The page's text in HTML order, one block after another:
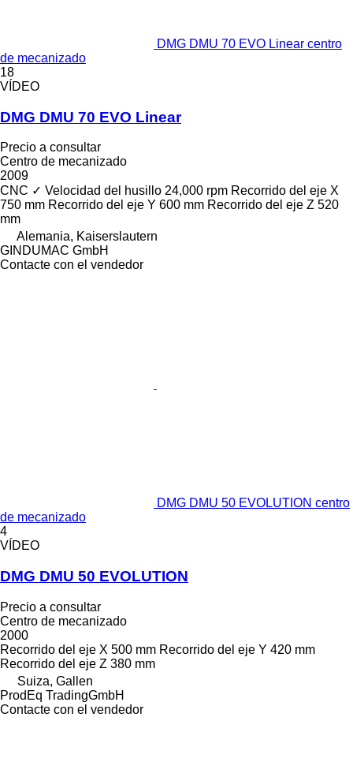
DMG DMU 70 EVO Linear centro
de mecanizado
18
VÍDEO
DMG DMU 70 EVO Linear
Precio a consultar
Centro de mecanizado
2009
CNC ✓ Velocidad del husillo 24,000 rpm Recorrido del eje X
750 mm Recorrido del eje Y 600 mm Recorrido del eje Z 520
mm
Alemania, Kaiserslautern
GINDUMAC GmbH
Contacte con el vendedor
DMG DMU 50 EVOLUTION centro
de mecanizado
4
VÍDEO
DMG DMU 50 EVOLUTION
Precio a consultar
Centro de mecanizado
2000
Recorrido del eje X 500 mm Recorrido del eje Y 420 mm
Recorrido del eje Z 380 mm
Suiza, Gallen
ProdEq TradingGmbH
Contacte con el vendedor